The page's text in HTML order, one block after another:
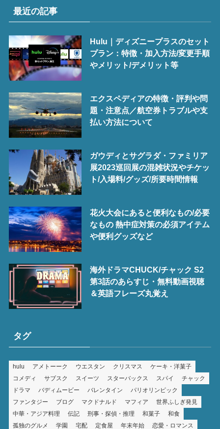
最近の記事
Hulu｜ディズニープラスのセット
プラン：特徴・加入方法/変更手順
やメリット/デメリット等
エクスペディアの特徴・評判や問
題・注意点／航空券トラブルや支
払い方法について
ガウディとサグラダ・ファミリア
展2023巡回展の混雑状況やチケッ
ト/入場料/グッズ/所要時間情報
花火大会にあると便利なもの/必要
なもの 熱中症対策の必須アイテム
や便利グッズなど
海外ドラマCHUCK/チャック S2
第3話のあらすじ・無料動画視聴
＆英語フレーズ丸覚え
タグ
hulu アメトーーク ウエスタン クリスマス
ケーキ・洋菓子
コメディ
サブスク スイーツ スターバックス スパイ
チャック
ドラマ
バディムービー バレンタイン
パリオリンピック
ファンタジー
ブログ マクドナルド マフィア
世界ふしぎ発見
中華・アジア料理
伝記 刑事・探偵・推理 和菓子
和食
孤独のグルメ
学園 宅配 定食屋 年末年始 恋愛・ロマンス